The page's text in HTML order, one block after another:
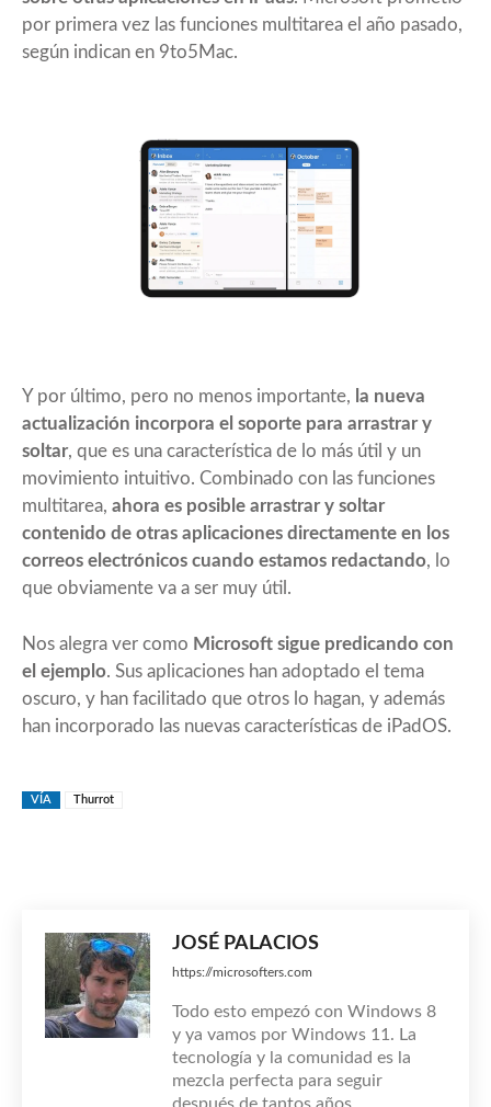
por primera vez las funciones multitarea el año pasado,
según indican en 9to5Mac.
Y por último, pero no menos importante, la nueva
actualización incorpora el soporte para arrastrar y
soltar, que es una característica de lo más útil y un
movimiento intuitivo. Combinado con las funciones
multitarea, ahora es posible arrastrar y soltar
contenido de otras aplicaciones directamente en los
correos electrónicos cuando estamos redactando, lo
que obviamente va a ser muy útil.
Nos alegra ver como Microsoft sigue predicando con
el ejemplo. Sus aplicaciones han adoptado el tema
oscuro, y han facilitado que otros lo hagan, y además
han incorporado las nuevas características de iPadOS.
VÍA Thurrot
JOSÉ PALACIOS
https://microsofters.com
Todo esto empezó con Windows 8
y ya vamos por Windows 11. La
tecnología y la comunidad es la
mezcla perfecta para seguir
después de tantos años.